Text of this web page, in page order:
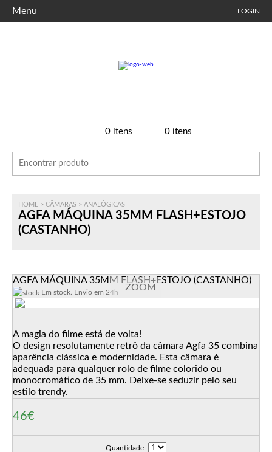
Menu LOGIN
0ítens 0ítens
HOME > CÂMARAS > ANALÓGICAS
AGFA MÁQUINA 35MM FLASH+ESTOJO
(CASTANHO)
AGFA MÁQUINA 35MM FLASH+ESTOJO (CASTANHO)
Em stock. Envio em 24h ZOOM
A magia do filme está de volta!
O design resolutamente retrô da câmara Agfa 35 combina
aparência clássica e modernidade. Esta câmara é
adequada para qualquer rolo de filme colorido ou
monocromático de 35 mm. Deixe-se seduzir pelo seu
estilo trendy.
46€
Quantidade: